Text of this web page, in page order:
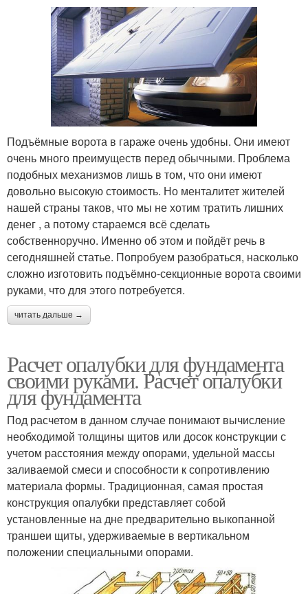
Подъёмные ворота в гараже очень удобны. Они имеют
очень много преимуществ перед обычными. Проблема
подобных механизмов лишь в том, что они имеют
довольно высокую стоимость. Но менталитет жителей
нашей страны таков, что мы не хотим тратить лишних
денег , а потому стараемся всё сделать
собственноручно. Именно об этом и пойдёт речь в
сегодняшней статье. Попробуем разобраться, насколько
сложно изготовить подъёмно-секционные ворота своими
руками, что для этого потребуется.
читать дальше →
Расчет опалубки для фундамента
своими руками. Расчет опалубки
для фундамента
Под расчетом в данном случае понимают вычисление
необходимой толщины щитов или досок конструкции с
учетом расстояния между опорами, удельной массы
заливаемой смеси и способности к сопротивлению
материала формы. Традиционная, самая простая
конструкция опалубки представляет собой
установленные на дне предварительно выкопанной
траншеи щиты, удерживаемые в вертикальном
положении специальными опорами.